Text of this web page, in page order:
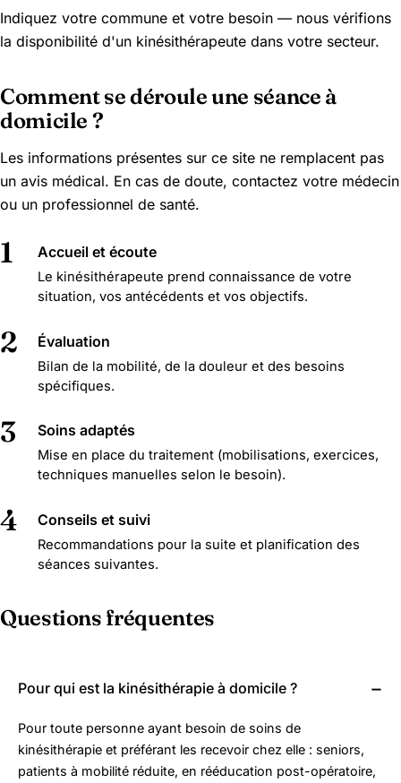
Indiquez votre commune et votre besoin — nous vérifions
la disponibilité d'un kinésithérapeute dans votre secteur.
Comment se déroule une séance à
domicile ?
Les informations présentes sur ce site ne remplacent pas
un avis médical. En cas de doute, contactez votre médecin
ou un professionnel de santé.
1 Accueil et écoute
Le kinésithérapeute prend connaissance de votre
situation, vos antécédents et vos objectifs.
2 Évaluation
Bilan de la mobilité, de la douleur et des besoins
spécifiques.
3 Soins adaptés
Mise en place du traitement (mobilisations, exercices,
techniques manuelles selon le besoin).
4 Conseils et suivi
Recommandations pour la suite et planification des
séances suivantes.
Questions fréquentes
Pour qui est la kinésithérapie à domicile ?
Pour toute personne ayant besoin de soins de
kinésithérapie et préférant les recevoir chez elle : seniors,
patients à mobilité réduite, en rééducation post-opératoire,